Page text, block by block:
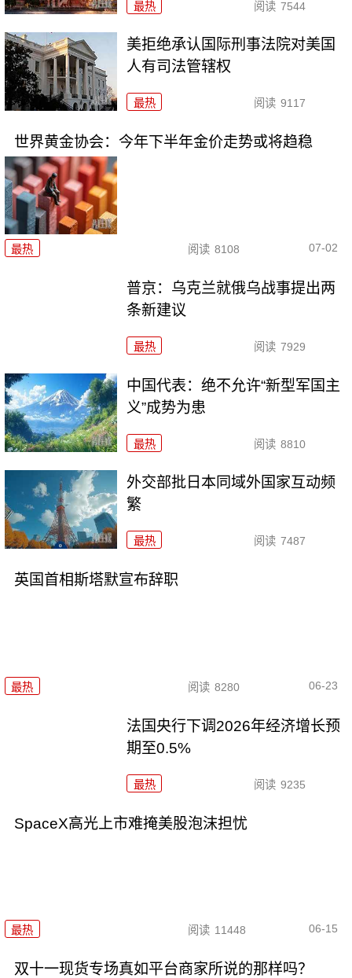
最热 阅读 7544
美拒绝承认国际刑事法院对美国
人有司法管辖权
最热 阅读 9117
世界黄金协会：今年下半年金价走势或将趋稳
最热 阅读 8108 07-02
普京：乌克兰就俄乌战事提出两
条新建议
最热 阅读 7929
中国代表：绝不允许“新型军国主
义”成势为患
最热 阅读 8810
外交部批日本同域外国家互动频
繁
最热 阅读 7487
英国首相斯塔默宣布辞职
最热 阅读 8280 06-23
法国央行下调2026年经济增长预
期至0.5%
最热 阅读 9235
SpaceX高光上市难掩美股泡沫担忧
最热 阅读 11448 06-15
双十一现货专场真如平台商家所说的那样吗？